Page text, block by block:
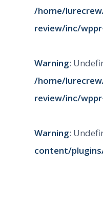
/home/
review/inc/
Warning:
/home/
review/inc/
Warning:
content/